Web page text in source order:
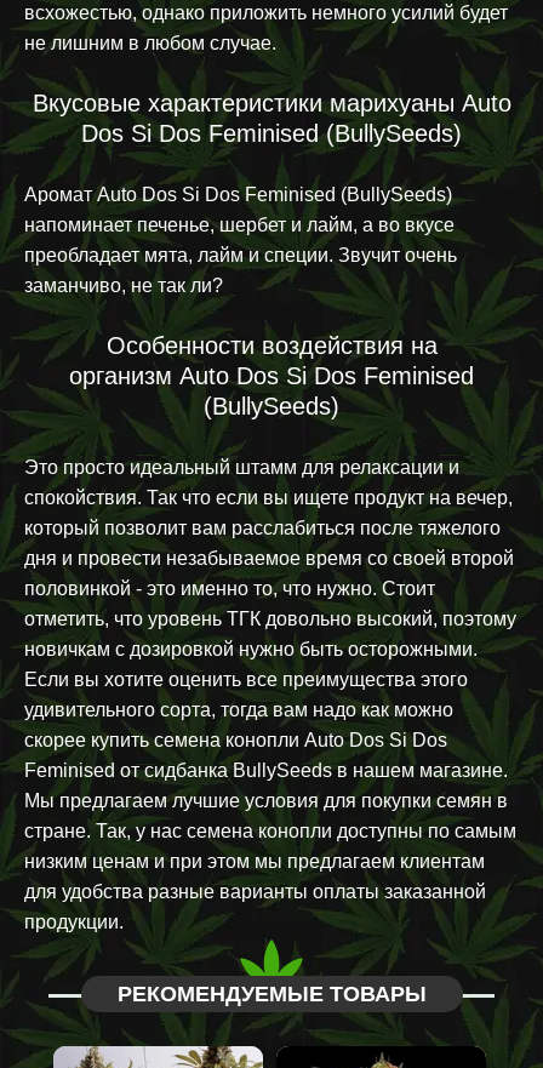
всхожестью, однако приложить немного усилий будет
не лишним в любом случае.
Вкусовые характеристики марихуаны Auto
Dos Si Dos Feminised (BullySeeds)
Аромат Auto Dos Si Dos Feminised (BullySeeds)
напоминает печенье, шербет и лайм, а во вкусе
преобладает мята, лайм и специи. Звучит очень
заманчиво, не так ли?
Особенности воздействия на
организм Auto Dos Si Dos Feminised
(BullySeeds)
Это просто идеальный штамм для релаксации и
спокойствия. Так что если вы ищете продукт на вечер,
который позволит вам расслабиться после тяжелого
дня и провести незабываемое время со своей второй
половинкой - это именно то, что нужно. Стоит
отметить, что уровень ТГК довольно высокий, поэтому
новичкам с дозировкой нужно быть осторожными.
Если вы хотите оценить все преимущества этого
удивительного сорта, тогда вам надо как можно
скорее купить семена конопли Auto Dos Si Dos
Feminised от сидбанка BullySeeds в нашем магазине.
Мы предлагаем лучшие условия для покупки семян в
стране. Так, у нас семена конопли доступны по самым
низким ценам и при этом мы предлагаем клиентам
для удобства разные варианты оплаты заказанной
продукции.
РЕКОМЕНДУЕМЫЕ ТОВАРЫ